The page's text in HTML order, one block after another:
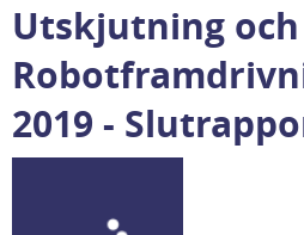
Utskjutning och
2019 -